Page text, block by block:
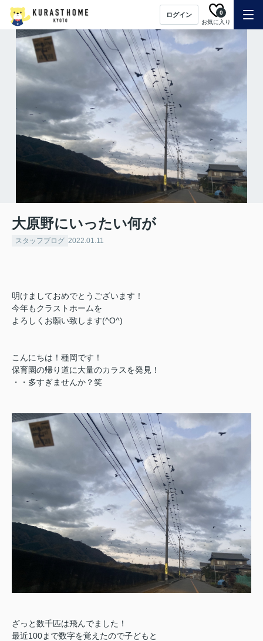
ログイン
お気に入り
0
大原野にいったい何が
スタッフブログ 2022.01.11
明けましておめでとうございます！
今年もクラストホームを
よろしくお願い致します(^O^)
こんにちは！種岡です！
保育園の帰り道に大量のカラスを発見！
・・多すぎませんか？笑
ざっと数千匹は飛んでました！
最近100まで数字を覚えたので子どもと